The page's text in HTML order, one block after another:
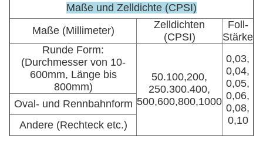
Maße und Zelldichte (CPSI)
Maße (Millimeter)
Zelldichten
(CPSI)
Foll-
Stärke
Runde Form:
(Durchmesser von 10-
600mm, Länge bis
800mm)
50.100,200,
250.300.400,
500,600,800,1000
0,03,
0,04,
0,05,
0,06,
0,08,
0,10
Oval- und Rennbahnform
Andere (Rechteck etc.)